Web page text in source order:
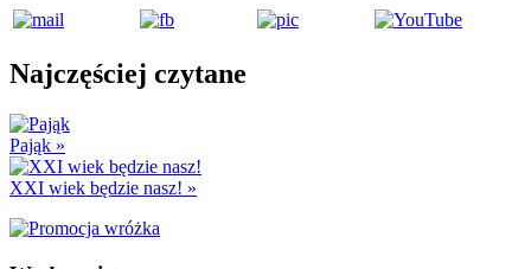
Najczęściej czytane
Pająk »
XXI wiek będzie nasz! »